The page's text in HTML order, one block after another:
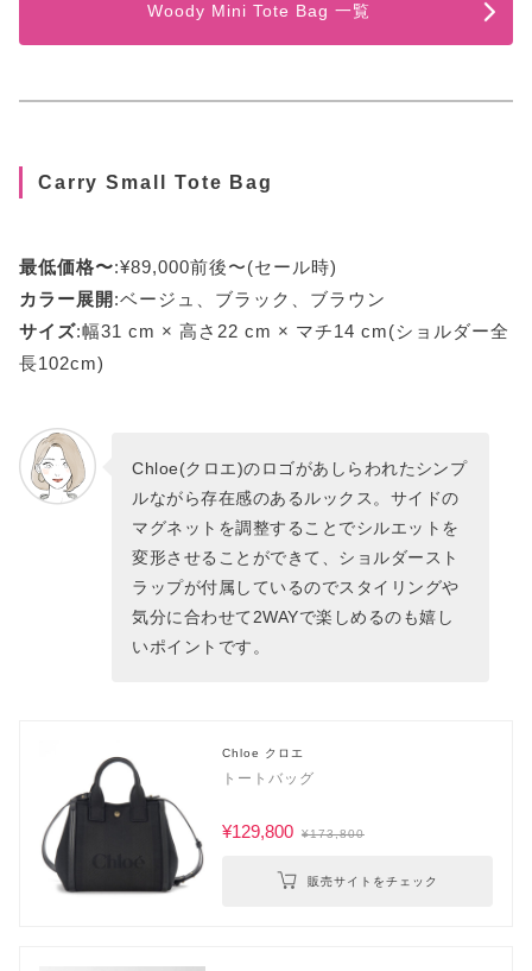
Woody Mini Tote Bag 一覧
Carry Small Tote Bag
最低価格〜:¥89,000前後〜(セール時)
カラー展開 :ベージュ、ブラック、ブラウン
サイズ:幅31 cm × 高さ22 cm × マチ14 cm(ショルダー全
長102cm)
Chloe(クロエ)のロゴがあしらわれたシンプ
ルながら存在感のあるルックス。サイドの
マグネットを調整することでシルエットを
変形させることができて、ショルダースト
ラップが付属しているのでスタイリングや
気分に合わせて2WAYで楽しめるのも嬉し
いポイントです。
Chloe クロエ
トートバッグ
¥129,800 ¥173,800
販売サイトをチェック